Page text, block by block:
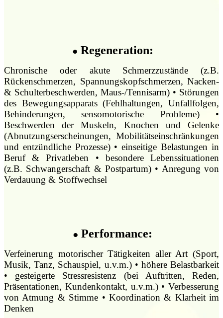
● Regeneration:
Chronische oder akute Schmerzzustände (z.B.
Rückenschmerzen, Spannungskopfschmerzen, Nacken-
& Schulterbeschwerden, Maus-/Tennisarm) • Störungen
des Bewegungsapparats (Fehlhaltungen, Unfallfolgen,
Behinderungen, sensomotorische Probleme) •
Beschwerden der Muskeln, Knochen und Gelenke
(Abnutzungserscheinungen, Mobilitätseinschränkungen
und entzündliche Prozesse) • einseitige Belastungen in
Beruf & Privatleben • besondere Lebenssituationen
(z.B. Schwangerschaft & Postpartum) • Anregung von
Verdauung & Stoffwechsel
● Performance:
Verfeinerung motorischer Tätigkeiten aller Art (Sport,
Musik, Tanz, Schauspiel, u.v.m.) • höhere Belastbarkeit
• gesteigerte Stressresistenz (bei Auftritten, Reden,
Präsentationen, Kundenkontakt, u.v.m.) • Verbesserung
von Atmung & Stimme • Koordination & Klarheit im
Denken